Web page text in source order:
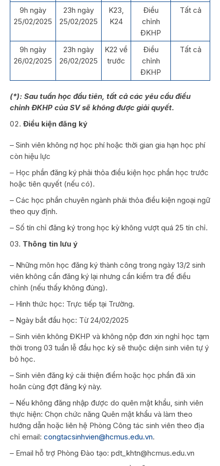
9h ngày
25/02/2025
23h ngày
25/02/2025
K23,
K24
Điều
chỉnh
ĐKHP
Tất cả
9h ngày
26/02/2025
23h ngày
26/02/2025
K22 về
trước
Điều
chỉnh
ĐKHP
Tất cả
(*): Sau tuần học đầu tiên, tất cả các yêu cầu điều
chỉnh ĐKHP của SV sẽ không được giải quyết.
Điều kiện đăng ký
– Sinh viên không nợ học phí hoặc thời gian gia hạn học phí
còn hiệu lực
– Học phần đăng ký phải thỏa điều kiện học phần học trước
hoặc tiên quyết (nếu có).
– Các học phần chuyên ngành phải thỏa điều kiện ngoại ngữ
theo quy định.
– Số tín chỉ đăng ký trong học kỳ không vượt quá 25 tín chỉ.
Thông tin lưu ý
– Những môn học đăng ký thành công trong ngày 13/2 sinh
viên không cần đăng ký lại nhưng cần kiểm tra để điều
chỉnh (nếu thấy không đúng).
– Hình thức học: Trực tiếp tại Trường.
– Ngày bắt đầu học: Từ 24/02/2025
– Sinh viên không ĐKHP và không nộp đơn xin nghỉ học tạm
thời trong 03 tuần lễ đầu học kỳ sẽ thuộc diện sinh viên tự ý
bỏ học.
– Sinh viên đăng ký cải thiện điểm hoặc học phần đã xin
hoãn cùng đợt đăng ký này.
– Nếu không đăng nhập được do quên mật khẩu, sinh viên
thực hiện: Chọn chức năng Quên mật khẩu và làm theo
hướng dẫn hoặc liên hệ Phòng Công tác sinh viên theo địa
chỉ email: congtacsinhvien@hcmus.edu.vn.
– Email hỗ trợ Phòng Đào tạo: pdt_khtn@hcmus.edu.vn